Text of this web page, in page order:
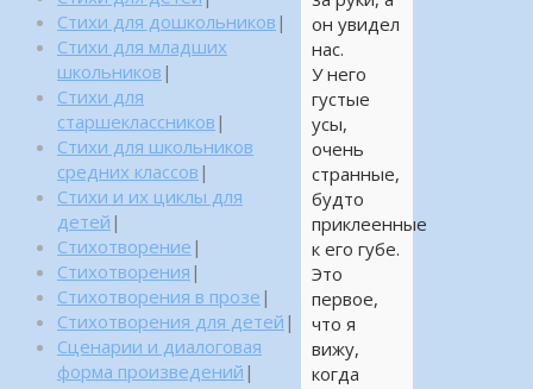
он увидел
нас.
У него
густые
усы,
очень
странные,
будто
приклеенные
к его губе.
Это
первое,
что я
вижу,
когда
Стихи для дошкольников |
Стихи для младших
школьников |
Стихи для
старшеклассников |
Стихи для школьников
средних классов |
Стихи и их циклы для
детей |
Стихотворение |
Стихотворения |
Стихотворения в прозе |
Стихотворения для детей |
Сценарии и диалоговая
форма произведений |